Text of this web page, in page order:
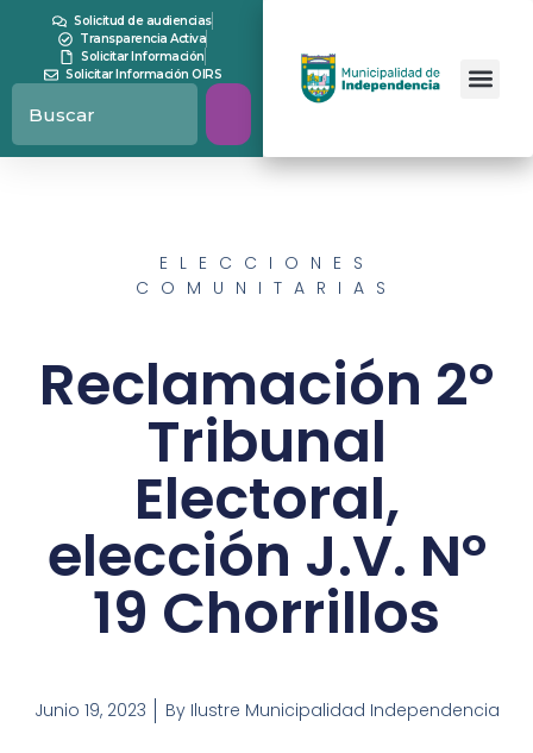
Solicitud de audiencias
Transparencia Activa
Solicitar Información
Solicitar Información OIRS
ELECCIONES
COMUNITARIAS
Reclamación 2º
Tribunal
Electoral,
elección J.V. Nº
19 Chorrillos
Junio 19, 2023 ByIlustre Municipalidad Independencia